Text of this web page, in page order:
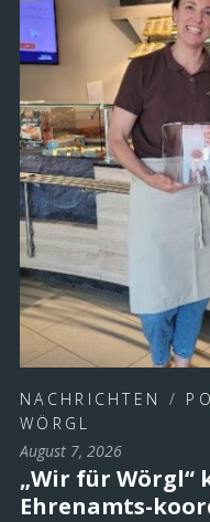
NACHRICHTEN /
WÖRGL
August 7, 2026
„Wir für
Ehrenamts-